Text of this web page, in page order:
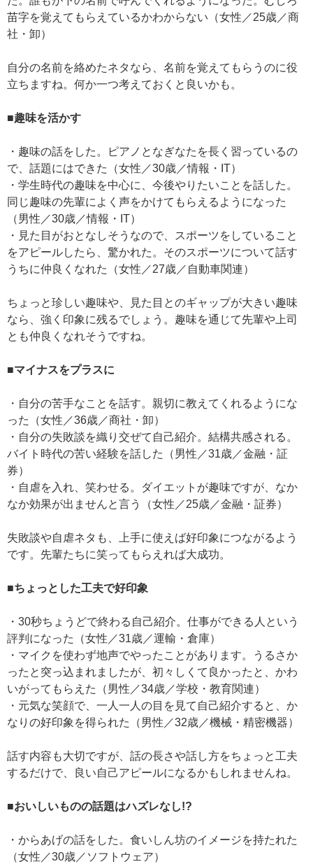
苗字を覚えてもらえているかわからない（女性／25歳／商
社・卸）
自分の名前を絡めたネタなら、名前を覚えてもらうのに役
立ちますね。何か一つ考えておくと良いかも。
■趣味を活かす
・趣味の話をした。ピアノとなぎなたを長く習っているの
で、話題にはできた（女性／30歳／情報・IT）
・学生時代の趣味を中心に、今後やりたいことを話した。
同じ趣味の先輩によく声をかけてもらえるようになった
（男性／30歳／情報・IT）
・見た目がおとなしそうなので、スポーツをしていること
をアピールしたら、驚かれた。そのスポーツについて話す
うちに仲良くなれた（女性／27歳／自動車関連）
ちょっと珍しい趣味や、見た目とのギャップが大きい趣味
なら、強く印象に残るでしょう。趣味を通じて先輩や上司
とも仲良くなれそうですね。
■マイナスをプラスに
・自分の苦手なことを話す。親切に教えてくれるようにな
った（女性／36歳／商社・卸）
・自分の失敗談を織り交ぜて自己紹介。結構共感される。
バイト時代の苦い経験を話した（男性／31歳／金融・証
券）
・自虐を入れ、笑わせる。ダイエットが趣味ですが、なか
なか効果が出ませんと言う（女性／25歳／金融・証券）
失敗談や自虐ネタも、上手に使えば好印象につながるよう
です。先輩たちに笑ってもらえれば大成功。
■ちょっとした工夫で好印象
・30秒ちょうどで終わる自己紹介。仕事ができる人という
評判になった（女性／31歳／運輸・倉庫）
・マイクを使わず地声でやったことがあります。うるさか
ったと突っ込まれましたが、初々しくて良かったと、かわ
いがってもらえた（男性／34歳／学校・教育関連）
・元気な笑顔で、一人一人の目を見て自己紹介すると、か
なりの好印象を得られた（男性／32歳／機械・精密機器）
話す内容も大切ですが、話の長さや話し方をちょっと工夫
するだけで、良い自己アピールになるかもしれませんね。
■おいしいものの話題はハズレなし!?
・からあげの話をした。食いしん坊のイメージを持たれた
（女性／30歳／ソフトウェア）